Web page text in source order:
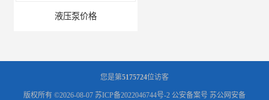
液压泵价格
您是第5175724位访客
版权所有 ©2026-08-07 苏ICP备2022046744号-2 公安备案号 苏公网安备